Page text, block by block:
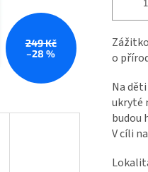
249 Kč
–28 %
o
Na
ukryté
budou
V cíli